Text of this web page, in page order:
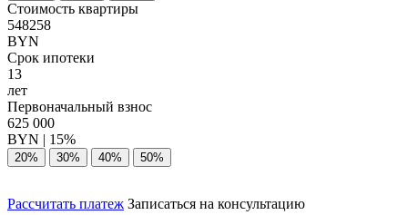
Стоимость квартиры
548258
BYN
Срок ипотеки
13
лет
Первоначальный взнос
625 000
BYN | 15%
20% 30% 40% 50%
Рассчитать платеж Записаться на консультацию